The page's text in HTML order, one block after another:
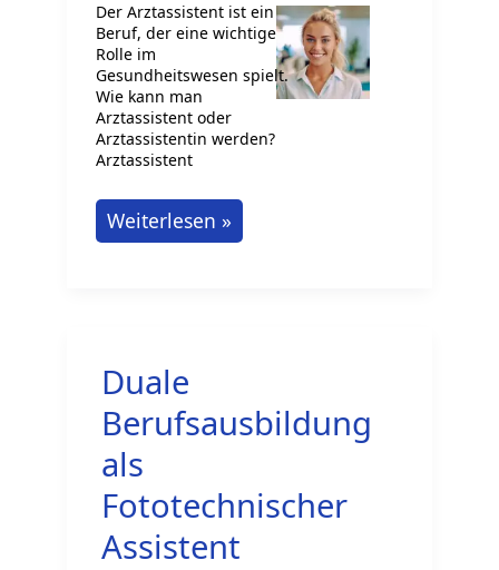
Der Arztassistent ist ein
Beruf, der eine wichtige
Rolle im
Gesundheitswesen spielt.
Wie kann man
Arztassistent oder
Arztassistentin werden?
Arztassistent
Arztassistent
/
Deutschland
Weiterlesen »
Duale
Berufsausbildung
als
Fototechnischer
Assistent